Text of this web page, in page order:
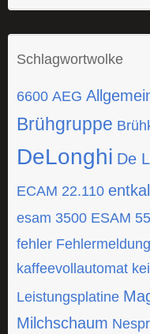
Schlagwortwolke
6600 AEG
Brühgruppe
DeLonghi De
ECAM 22.110
esam 3500 ESAM
fehler Fehlermeldung
kaffeevollautomat
Leistungsplatine
Milchschaum